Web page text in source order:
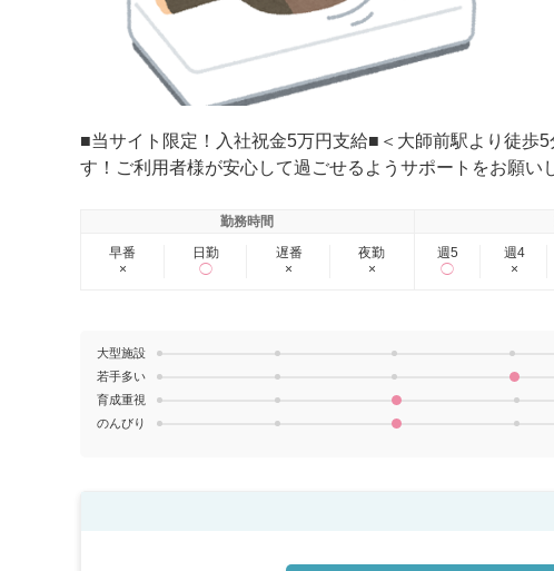
■当サイト限定！入社祝金5万円支給■＜大師前駅より徒歩
す！ご利用者様が安心して過ごせるようサポートをお願い
勤務時間
早番
×
日勤
◯
遅番
×
夜勤
×
週5
◯
週4
×
大型施設
若手多い
育成重視
のんびり